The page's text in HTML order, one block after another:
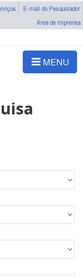
E-mail do Pesquisador
Área de imprensa
MENU